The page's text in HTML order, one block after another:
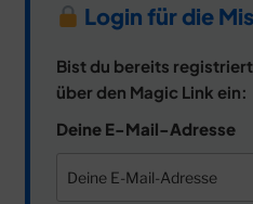
Login für die
Bist du bereits
über den Magic Link ein:
Deine E-Mail-Adresse